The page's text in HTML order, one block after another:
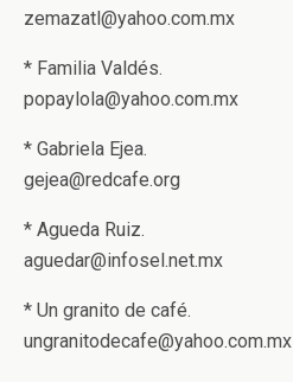
zemazatl@yahoo.com.mx
* Familia Valdés.
popaylola@yahoo.com.mx
* Gabriela Ejea.
gejea@redcafe.org
* Agueda Ruiz.
aguedar@infosel.net.mx
* Un granito de café.
ungranitodecafe@yahoo.com.mx